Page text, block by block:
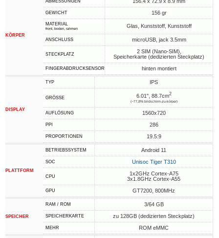
KÖRPER
ABMESSUNGEN
GEWICHT 156 gr
MATERIAL
front, boden, rahmen Glas, Kunststoff, Kunststoff
ANSCHLUSS microUSB, jack 3.5mm
STECKPLATZ
2 SIM (Nano-SIM),
Speicherkarte (dedizierten Steckplatz)
FINGERABDRUCKSENSOR hinten montiert
DISPLAY
TYP IPS
GRÖSSE 6.01", 88.7cm2
(~77.8% bildschirm-zu-körper)
AUFLÖSUNG 1560x720
PPI 286
PROPORTIONEN 19.5:9
PLATTFORM
BETRIEBSSYSTEM Android 11
SOC Unisoc Tiger T310
CPU
1x2GHz Cortex-A75
3x1.8GHz Cortex-A55
GPU GT7200, 800MHz
SPEICHER
RAM / ROM 3/64 GB
SPEICHERKARTE zu 128GB (dedizierten Steckplatz)
MEHR ROM eMMC